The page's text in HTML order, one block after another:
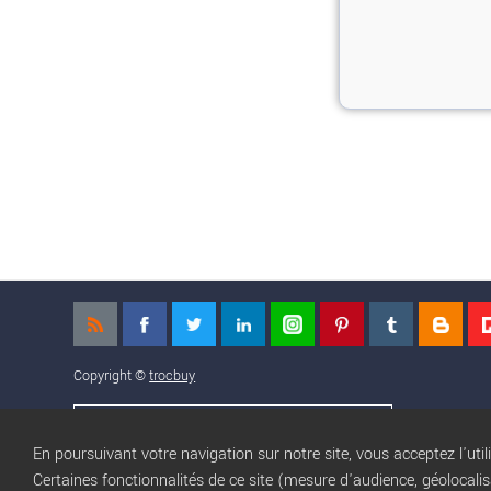
Copyright ©trocbuy
En poursuivant votre navigation sur notre site, vous acceptez
Certaines fonctionnalités de ce site (mesure d'audience,